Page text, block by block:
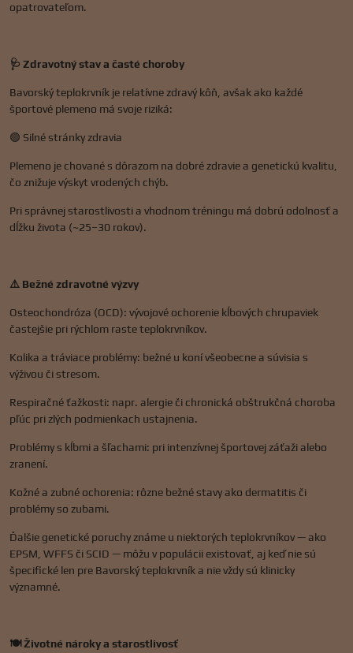
opatrovateľom.
🩺 Zdravotný stav a časté choroby
Bavorský teplokrvník je relatívne zdravý kôň, avšak ako každé
športové plemeno má svoje riziká:
🟢 Silné stránky zdravia
Plemeno je chované s dôrazom na dobré zdravie a genetickú kvalitu,
čo znižuje výskyt vrodených chýb.
Pri správnej starostlivosti a vhodnom tréningu má dobrú odolnosť a
dĺžku života (~25–30 rokov).
⚠️ Bežné zdravotné výzvy
Osteochondróza (OCD): vývojové ochorenie kĺbových chrupaviek
častejšie pri rýchlom raste teplokrvníkov.
Kolika a tráviace problémy: bežné u koní všeobecne a súvisia s
výživou či stresom.
Respiračné ťažkosti: napr. alergie či chronická obštrukčná choroba
pľúc pri zlých podmienkach ustajnenia.
Problémy s kĺbmi a šľachami: pri intenzívnej športovej záťaži alebo
zranení.
Kožné a zubné ochorenia: rôzne bežné stavy ako dermatitis či
problémy so zubami.
Ďalšie genetické poruchy známe u niektorých teplokrvníkov — ako
EPSM, WFFS či SCID — môžu v populácii existovať, aj keď nie sú
špecifické len pre Bavorský teplokrvník a nie vždy sú klinicky
významné.
🍽️ Životné nároky a starostlivosť